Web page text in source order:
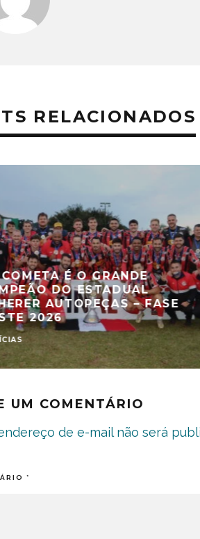
RELACIONADOS
É O GRANDE
DO ESTADUAL
AUTOPEÇAS – FASE
2026
UM COMENTÁRIO
de e-mail não será
*